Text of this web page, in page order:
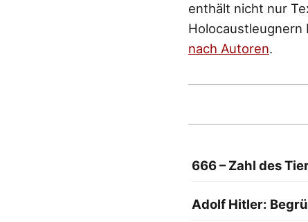
enthält nicht nur
Holocaustleugnern
nach Autoren.
666 – Zahl des
Adolf Hitler: